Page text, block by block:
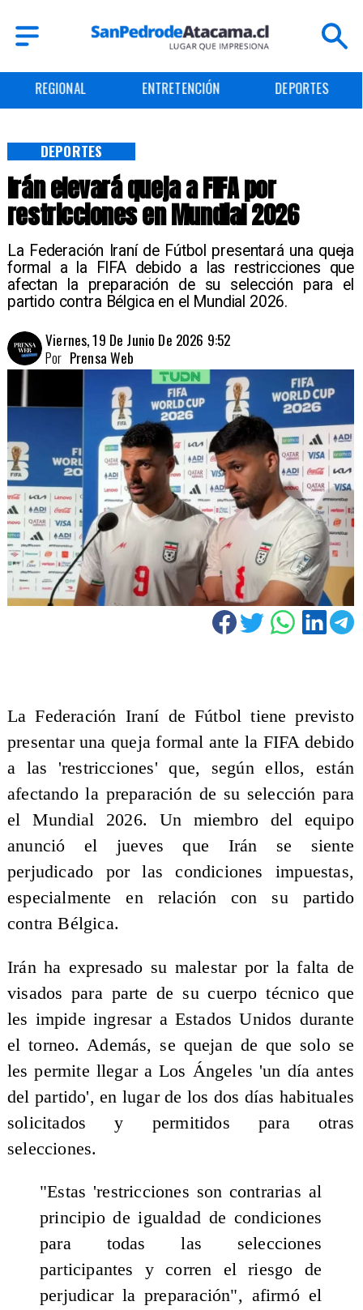
ENTRETENCIÓN DEPORTES CULTURA
Irán elevará queja a FIFA por
restricciones en Mundial 2026
La Federación Iraní de Fútbol presentará una queja
formal a la FIFA debido a las restricciones que
afectan la preparación de su selección para el
partido contra Bélgica en el Mundial 2026.
DEPORTES
Viernes, 19 De Junio De 2026 9:52
Prensa Web
Por
La Federación Iraní de Fútbol tiene previsto
presentar una queja formal ante la FIFA debido
a las 'restricciones' que, según ellos, están
afectando la preparación de su selección para
el Mundial 2026. Un miembro del equipo
anunció el jueves que Irán se siente
perjudicado por las condiciones impuestas,
especialmente en relación con su partido
contra Bélgica.
Irán ha expresado su malestar por la falta de
visados para parte de su cuerpo técnico que
les impide ingresar a Estados Unidos durante
el torneo. Además, se quejan de que solo se
les permite llegar a Los Ángeles 'un día antes
del partido', en lugar de los dos días habituales
solicitados y permitidos para otras
selecciones.
"Estas 'restricciones son contrarias al
principio de igualdad de condiciones
para todas las selecciones
participantes y corren el riesgo de
perjudicar la preparación", afirmó el